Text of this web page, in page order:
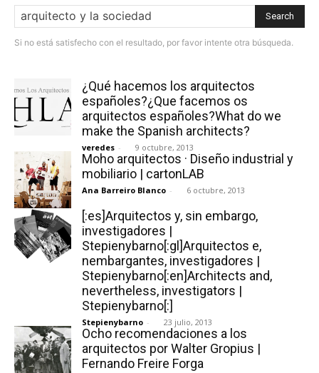
Search
Si no está satisfecho con el resultado, por favor intente otra búsqueda.
¿Qué hacemos los arquitectos
españoles?¿Que facemos os
arquitectos españoles?What do we
make the Spanish architects?
veredes - 9 octubre, 2013
Moho arquitectos · Diseño industrial y
mobiliario | cartonLAB
Ana Barreiro Blanco - 6 octubre, 2013
[:es]Arquitectos y, sin embargo,
investigadores |
Stepienybarno[:gl]Arquitectos e,
nembargantes, investigadores |
Stepienybarno[:en]Architects and,
nevertheless, investigators |
Stepienybarno[:]
Stepienybarno - 23 julio, 2013
Ocho recomendaciones a los
arquitectos por Walter Gropius |
Fernando Freire Forga